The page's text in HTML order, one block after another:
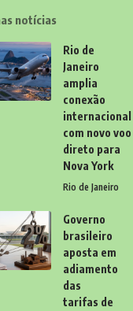
notícias
Rio de
Janeiro
amplia
conexão
internacional
com novo voo
direto para
Nova York
Rio de Janeiro
Governo
brasileiro
aposta em
adiamento
das
tarifas de